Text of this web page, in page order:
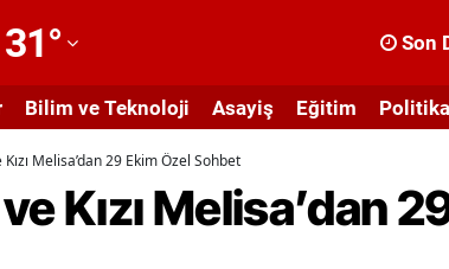
31° Son
Bilim ve Teknoloji Asayiş Eğitim Politika
Melisa’dan 29 Ekim Özel Sohbet
Kızı Melisa’dan